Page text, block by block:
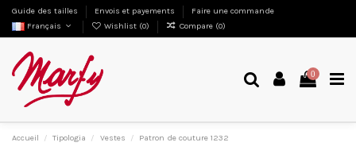
Guide des tailles Envois et payements
Faire une commande
Français
Wishlist (0) Compare (0)
0
Accueil Tipologia Vestes Patron de couture 1232